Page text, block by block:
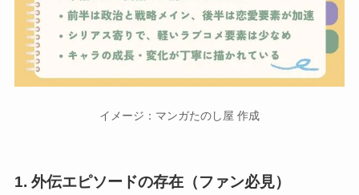
イメージ：マンガたのし屋 作成
1. 外伝エピソードの存在（ファン必見）